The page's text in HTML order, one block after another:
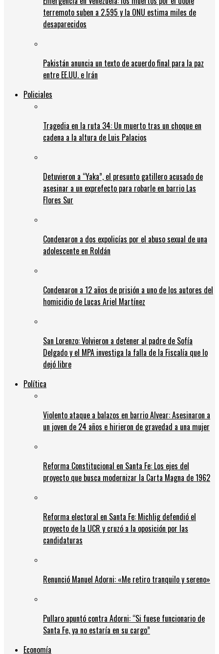
terremoto suben a 2.595 y la ONU estima miles de
desaparecidos
Pakistán anuncia un texto de acuerdo final para la paz
entre EE.UU. e Irán
Policiales
Tragedia en la ruta 34: Un muerto tras un choque en
cadena a la altura de Luis Palacios
Detuvieron a “Yaka”, el presunto gatillero acusado de
asesinar a un exprefecto para robarle en barrio Las
Flores Sur
Condenaron a dos expolicías por el abuso sexual de una
adolescente en Roldán
Condenaron a 12 años de prisión a uno de los autores del
homicidio de Lucas Ariel Martínez
San Lorenzo: Volvieron a detener al padre de Sofía
Delgado y el MPA investiga la falla de la Fiscalía que lo
dejó libre
Política
Violento ataque a balazos en barrio Alvear: Asesinaron a
un joven de 24 años e hirieron de gravedad a una mujer
Reforma Constitucional en Santa Fe: Los ejes del
proyecto que busca modernizar la Carta Magna de 1962
Reforma electoral en Santa Fe: Michlig defendió el
proyecto de la UCR y cruzó a la oposición por las
candidaturas
Renunció Manuel Adorni: «Me retiro tranquilo y sereno»
Pullaro apuntó contra Adorni: “Si fuese funcionario de
Santa Fe, ya no estaría en su cargo”
Economía